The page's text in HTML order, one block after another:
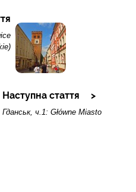
Наступна стаття
Гданськ, ч.1: Główne Miasto